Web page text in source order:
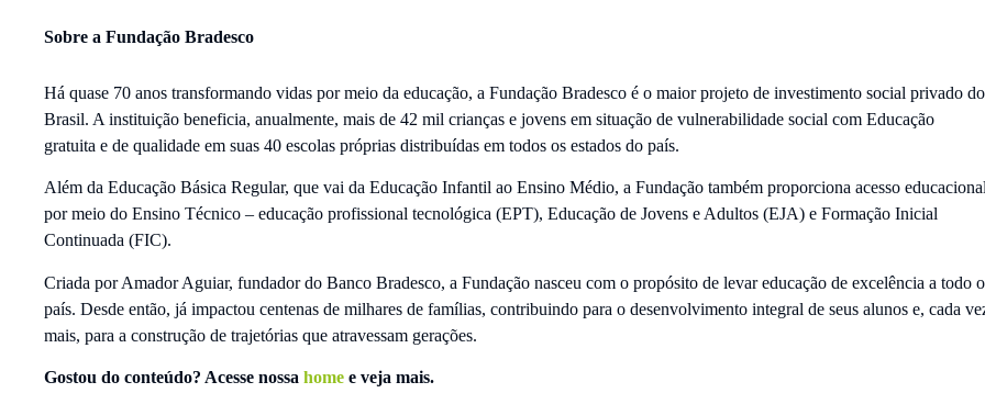
Sobre a Fundação Bradesco
Há quase 70 anos transformando vidas por meio da educação, a Fundação Bradesco é o maior projeto de investimento social privado do
Brasil. A instituição beneficia, anualmente, mais de 42 mil crianças e jovens em situação de vulnerabilidade social com Educação
gratuita e de qualidade em suas 40 escolas próprias distribuídas em todos os estados do país.
Além da Educação Básica Regular, que vai da Educação Infantil ao Ensino Médio, a Fundação também proporciona acesso
por meio do Ensino Técnico – educação profissional tecnológica (EPT), Educação de Jovens e Adultos (EJA) e Formação Inicial
Continuada (FIC).
Criada por Amador Aguiar, fundador do Banco Bradesco, a Fundação nasceu com o propósito de levar educação de excelência a todo o
país. Desde então, já impactou centenas de milhares de famílias, contribuindo para o desenvolvimento integral de seus alunos e, cada
mais, para a construção de trajetórias que atravessam gerações.
Gostou do conteúdo? Acesse nossa home e veja mais.